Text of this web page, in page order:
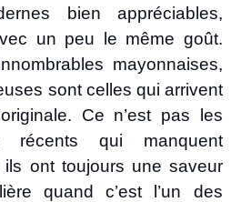
bien appréciables,
un peu le même goût.
mayonnaises,
sont celles qui arrivent
Ce n’est pas les
récents qui manquent
ont toujours une saveur
quand c’est l’un des